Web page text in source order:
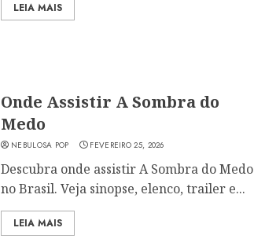
LEIA MAIS
Onde Assistir A Sombra do
Medo
NEBULOSA POP FEVEREIRO 25, 2026
Descubra onde assistir A Sombra do Medo
no Brasil. Veja sinopse, elenco, trailer e...
LEIA MAIS